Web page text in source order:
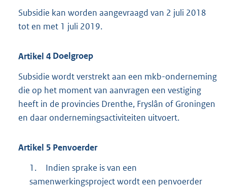
Subsidie kan worden aangevraagd van 2 juli 2018
tot en met 1 juli 2019.
Artikel 4 Doelgroep
Subsidie wordt verstrekt aan een mkb-onderneming
die op het moment van aanvragen een vestiging
heeft in de provincies Drenthe, Fryslân of Groningen
en daar ondernemingsactiviteiten uitvoert.
Artikel 5 Penvoerder
1.
Indien sprake is van een
samenwerkingsproject wordt een penvoerder